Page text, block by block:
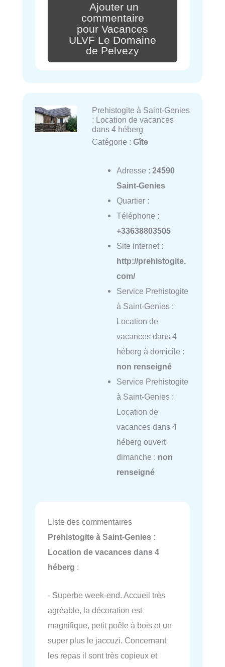
Ajouter un
commentaire
pour Vacances
ULVF Le Domaine
de Pelvezy
Prehistogite à Saint-Genies
: Location de vacances
dans 4 héberg
Catégorie : Gîte
Adresse : 24590
Saint-Genies
Quartier :
Téléphone :
+33638803505
Site internet :
http://prehistogite.
com/
Service Prehistogite
à Saint-Genies :
Location de
vacances dans 4
héberg à domicile :
non renseigné
Service Prehistogite
à Saint-Genies :
Location de
vacances dans 4
héberg ouvert
dimanche : non
renseigné
Liste des commentaires
Prehistogite à Saint-Genies :
Location de vacances dans 4
héberg :
- Superbe week-end. Accueil très
agréable, la décoration est
magnifique, petit poêle à bois et un
super plus le jaccuzi. Concernant
les repas il sont très copieux et